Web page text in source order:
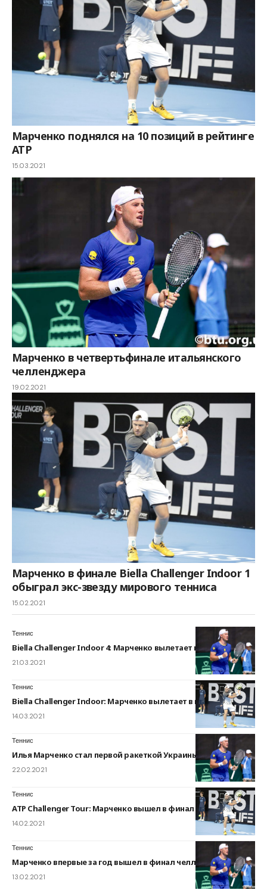
Марченко поднялся на 10 позиций в рейтинге
АТР
15.03.2021
Марченко в четвертьфинале итальянского
челленджера
19.02.2021
Марченко в финале Biella Challenger Indoor 1
обыграл экс-звезду мирового тенниса
15.02.2021
Теннис
Biella Challenger Indoor 4: Марченко вылетает в полуфинале
21.03.2021
Теннис
Biella Challenger Indoor: Марченко вылетает в полуфинале
14.03.2021
Теннис
Илья Марченко стал первой ракеткой Украины
22.02.2021
Теннис
ATP Challenger Tour: Марченко вышел в финал турнира
14.02.2021
Теннис
Марченко впервые за год вышел в финал челленджера
13.02.2021